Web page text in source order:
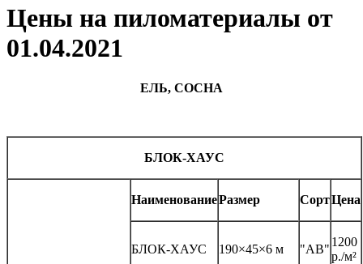
Цены на пиломатериалы от
01.04.2021
ЕЛЬ, СОСНА
БЛОК-ХАУС
НаименованиеРазмер СортЦена
БЛОК-ХАУС 190×45×6 м "АВ"
1200
р./м²